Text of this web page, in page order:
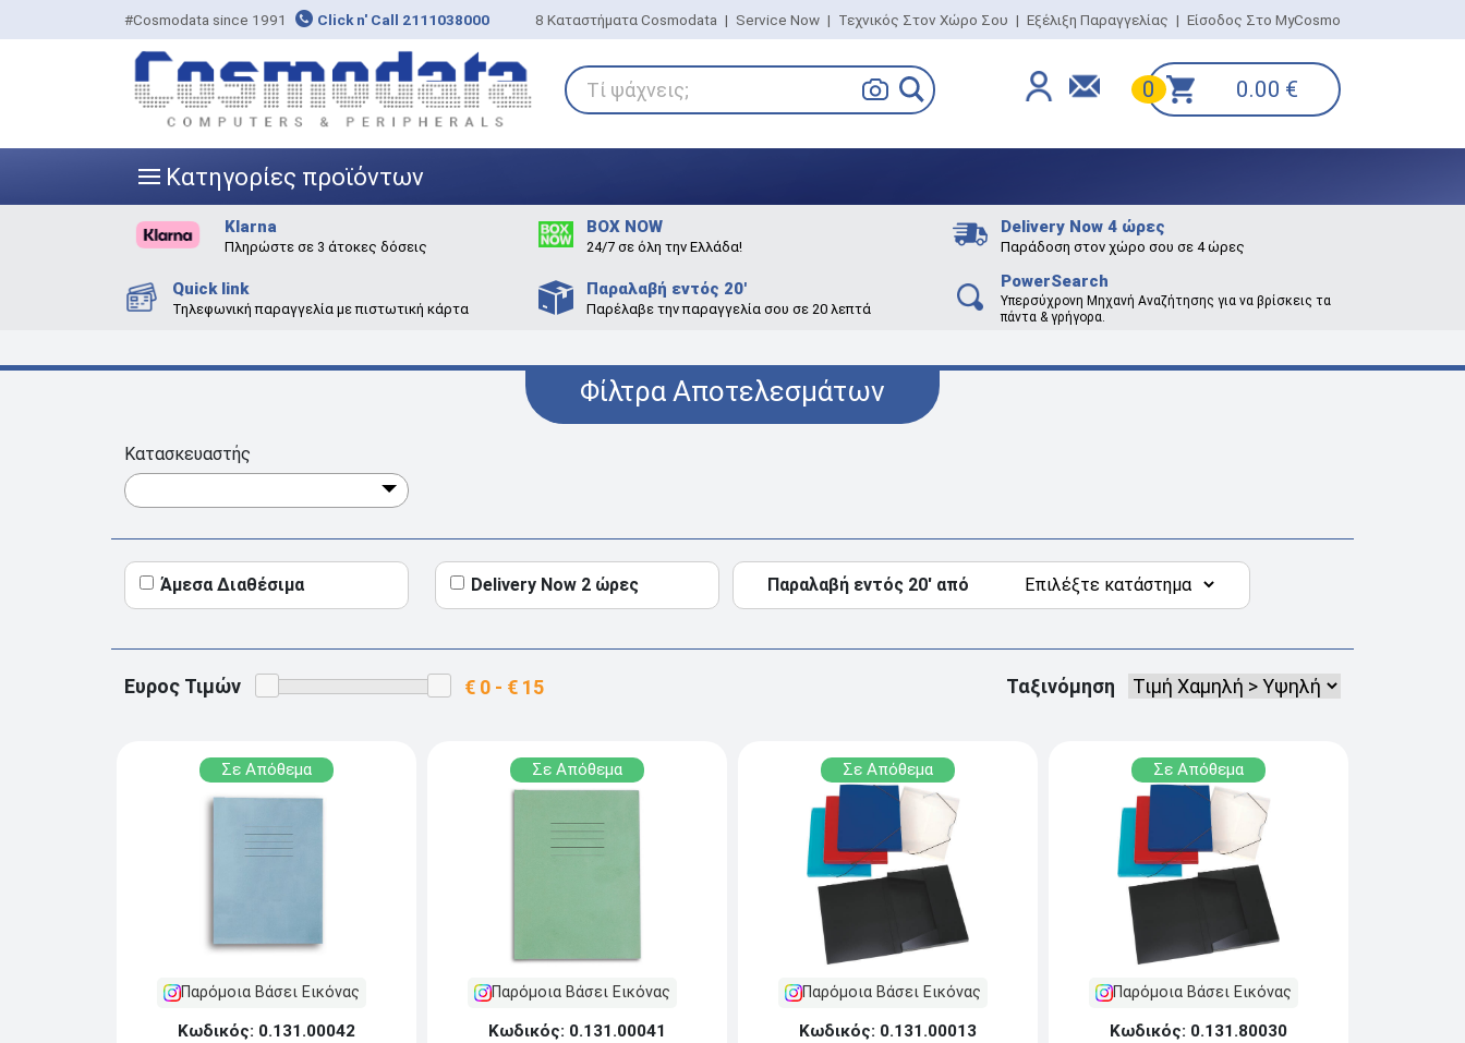
#Cosmodata since 1991 Click n' Call 2111038000 8 Καταστήματα Cosmodata | Service Now | Τεχνικός Στον Χώρο Σου | Εξέλιξη Παραγγελίας | Είσοδος Στο MyCosmo
Τί ψάχνεις; 0 0.00 €
||| Κατηγορίες προϊόντων
Klarna
Πληρώστε σε 3 άτοκες δόσεις
BOX NOW
24/7 σε όλη την Ελλάδα!
Delivery Now 4 ώρες
Παράδοση στον χώρο σου σε 4 ώρες
Quick link
Τηλεφωνική παραγγελία με πιστωτική κάρτα
Παραλαβή εντός 20'
Παρέλαβε την παραγγελία σου σε 20 λεπτά
PowerSearch
Υπερσύχρονη Μηχανή Αναζήτησης για να βρίσκεις τα
πάντα & γρήγορα.
Φίλτρα Αποτελεσμάτων
Κατασκευαστής
Άμεσα Διαθέσιμα Delivery Now 2 ώρες Παραλαβή εντός 20' από
Ευρος Τιμών Ταξινόμηση
Σε Απόθεμα
Παρόμοια Βάσει Εικόνας
Κωδικός: 0.131.00042
Σε Απόθεμα
Παρόμοια Βάσει Εικόνας
Κωδικός: 0.131.00041
Σε Απόθεμα
Παρόμοια Βάσει Εικόνας
Κωδικός: 0.131.00013
Σε Απόθεμα
Παρόμοια Βάσει Εικόνας
Κωδικός: 0.131.80030